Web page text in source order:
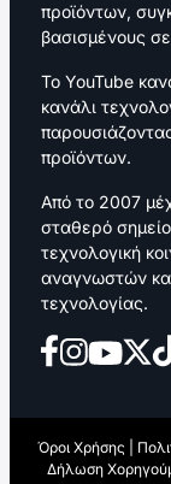
προϊόντων,
βασισμένους
Το YouTube
κανάλι
προϊόντων.
Από το 2007
σταθερό
τεχνολογική
αναγνωστών
τεχνολογίας.
Όροι Χρήσης
Δήλωση